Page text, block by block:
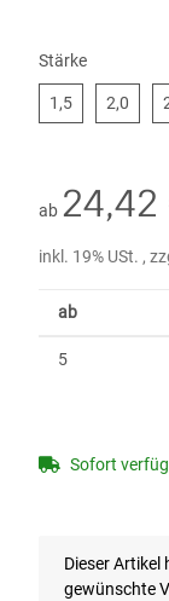
Stärke
1,51,5 2,0
ab 24,42
inkl. 19% USt. ,
ab
5
Sofort
x
Dieser Artikel
gewünschte